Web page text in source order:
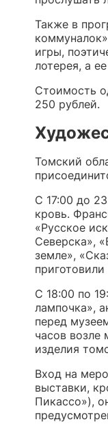
Также в
игры,
лотерея, а
Стоимость
250 рублей.
Томский
С 17:00 до
кровь.
«Русское
Северска»,
земле»,
С 18:00 по
лампочка»,
перед
часов возле
изделия
Вход на
выставки,
Пикассо»),